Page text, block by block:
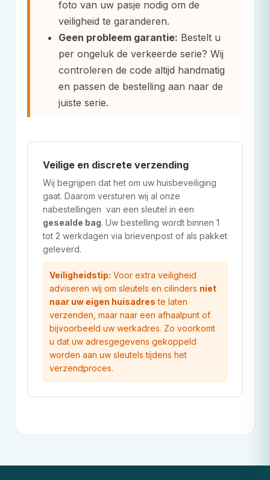
foto van uw pasje nodig om de
veiligheid te garanderen.
Geen probleem garantie: Bestelt u
per ongeluk de verkeerde serie? Wij
controleren de code altijd handmatig
en passen de bestelling aan naar de
juiste serie.
Veilige en discrete verzending
Wij begrijpen dat het om uw huisbeveiliging
gaat. Daarom versturen wij al onze
nabestellingen van een sleutel in een
gesealde bag. Uw bestelling wordt binnen 1
tot 2 werkdagen via brievenpost of als pakket
geleverd.
Veiligheidstip: Voor extra veiligheid
adviseren wij om sleutels en cilinders niet
naar uw eigen huisadres te laten
verzenden, maar naar een afhaalpunt of
bijvoorbeeld uw werkadres. Zo voorkomt
u dat uw adresgegevens gekoppeld
worden aan uw sleutels tijdens het
verzendproces.